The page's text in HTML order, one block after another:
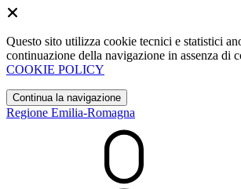
Questo sito utilizza cookie tecnici e statistici
continuazione della navigazione in assenza di
COOKIE POLICY
Continua la navigazione
Regione Emilia-Romagna